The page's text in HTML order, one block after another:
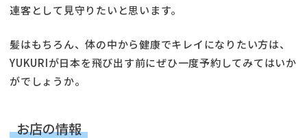
連客として見守りたいと思います。
髪はもちろん、体の中から健康でキレイになりたい方は、
YUKURIが日本を飛び出す前にぜひ一度予約してみてはいか
がでしょうか。
お店の情報